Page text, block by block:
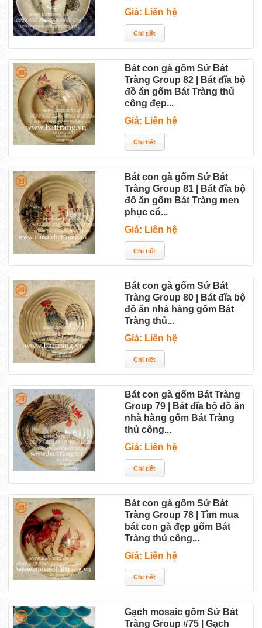
Giá: Liên hệ
Bát con gà gốm Sứ Bát
Tràng Group 82 | Bát đĩa bộ
đồ ăn gốm Bát Tràng thủ
công đẹp...
Giá: Liên hệ
Bát con gà gốm Sứ Bát
Tràng Group 81 | Bát đĩa bộ
đồ ăn gốm Bát Tràng men
phục cổ...
Giá: Liên hệ
Bát con gà gốm Sứ Bát
Tràng Group 80 | Bát đĩa bộ
đồ ăn nhà hàng gốm Bát
Tràng thủ...
Giá: Liên hệ
Bát con gà gốm Bát Tràng
Group 79 | Bát đĩa bộ đồ ăn
nhà hàng gốm Bát Tràng
thủ công...
Giá: Liên hệ
Bát con gà gốm Sứ Bát
Tràng Group 78 | Tìm mua
bát con gà đẹp gốm Bát
Tràng thủ công...
Giá: Liên hệ
Gạch mosaic gốm Sứ Bát
Tràng Group #75 | Gạch